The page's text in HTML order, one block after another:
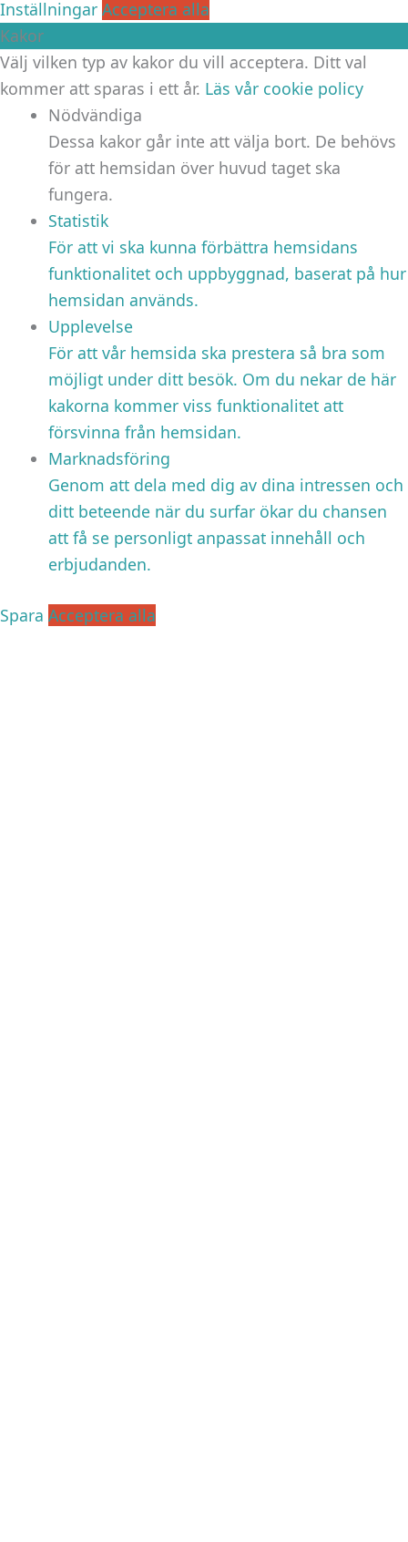
Inställningar Acceptera alla
Kakor
Välj vilken typ av kakor du vill acceptera. Ditt val
kommer att sparas i ett år. Läs vår cookie policy
Nödvändiga
Dessa kakor går inte att välja bort. De behövs
för att hemsidan över huvud taget ska
fungera.
Statistik
För att vi ska kunna förbättra hemsidans
funktionalitet och uppbyggnad, baserat på hur
hemsidan används.
Upplevelse
För att vår hemsida ska prestera så bra som
möjligt under ditt besök. Om du nekar de här
kakorna kommer viss funktionalitet att
försvinna från hemsidan.
Marknadsföring
Genom att dela med dig av dina intressen och
ditt beteende när du surfar ökar du chansen
att få se personligt anpassat innehåll och
erbjudanden.
Spara Acceptera alla